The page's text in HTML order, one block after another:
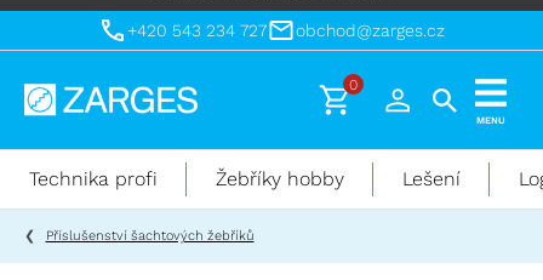
+420 543 234 727 obchod@zarges.cz
Technika
práci
výškách
0
MENU
Technika profi Žebříky hobby Lešení
Příslušenství šachtových žebříků